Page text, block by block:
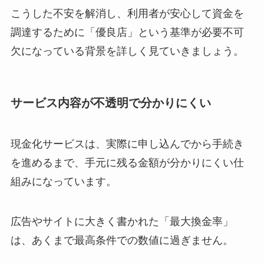
こうした不安を解消し、利用者が安心して資金を
調達するために「優良店」という基準が必要不可
欠になっている背景を詳しく見ていきましょう。
サービス内容が不透明で分かりにくい
現金化サービスは、実際に申し込んでから手続き
を進めるまで、手元に残る金額が分かりにくい仕
組みになっています。
広告やサイトに大きく書かれた「最大換金率」
は、あくまで最高条件での数値に過ぎません。